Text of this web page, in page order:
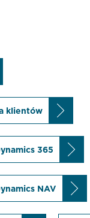
klientów
365
NAV